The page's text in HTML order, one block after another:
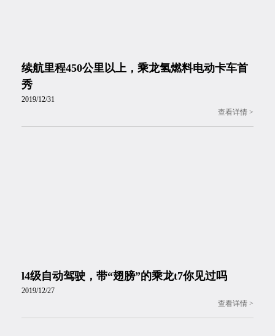
续航里程450公里以上，乘龙氢燃料电动卡车首
秀
2019/12/31
l4级自动驾驶，带“翅膀”的乘龙t7你见过吗
2019/12/27